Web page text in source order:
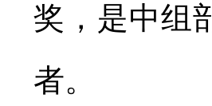
奖，是中组
者。